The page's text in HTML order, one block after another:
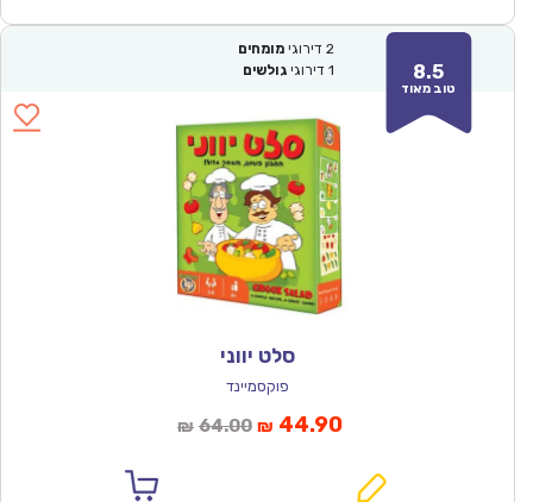
8.5
טוב מאוד
2 דירוגי מומחים
1 דירוגי גולשים
סלט יווני
פוקסמיינד
₪ 64.00המחיר
₪ 44.90המחיר
הוא: